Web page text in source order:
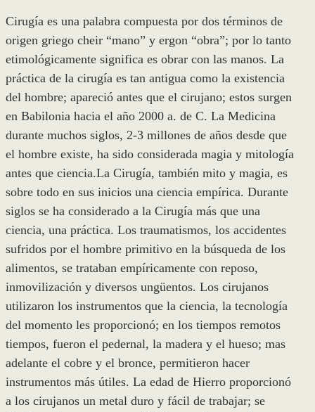
Cirugía es una palabra compuesta por dos términos de
origen griego cheir “mano” y ergon “obra”; por lo tanto
etimológicamente significa es obrar con las manos. La
práctica de la cirugía es tan antigua como la existencia
del hombre; apareció antes que el cirujano; estos surgen
en Babilonia hacia el año 2000 a. de C. La Medicina
durante muchos siglos, 2-3 millones de años desde que
el hombre existe, ha sido considerada magia y mitología
antes que ciencia.La Cirugía, también mito y magia, es
sobre todo en sus inicios una ciencia empírica. Durante
siglos se ha considerado a la Cirugía más que una
ciencia, una práctica. Los traumatismos, los accidentes
sufridos por el hombre primitivo en la búsqueda de los
alimentos, se trataban empíricamente con reposo,
inmovilización y diversos ungüentos. Los cirujanos
utilizaron los instrumentos que la ciencia, la tecnología
del momento les proporcionó; en los tiempos remotos
tiempos, fueron el pedernal, la madera y el hueso; mas
adelante el cobre y el bronce, permitieron hacer
instrumentos más útiles. La edad de Hierro proporcionó
a los cirujanos un metal duro y fácil de trabajar; se